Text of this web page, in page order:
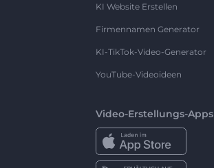
KI Website Erstellen
Firmennamen Generator
KI-TikTok-Video-Generator
YouTube-Videoideen
Video-Erstellungs-Apps